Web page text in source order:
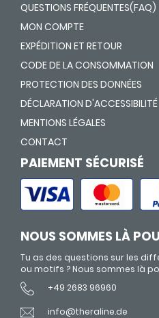
QUESTIONS FRÉQUENTES(FAQ)
MON COMPTE
EXPÉDITION ET RETOUR
CODE DE LA CONSOMMATION
PROTECTION DES DONNÉES
DÉCLARATION D'ACCESSIBILITÉ
MENTIONS LÉGALES
CONTACT
PAIEMENT SÉCURISÉ
NOUS SOMMES LÀ
Tu as des questions sur les
ou motifs ? Nous sommes là
+49 2683 96960
info@theraline.de